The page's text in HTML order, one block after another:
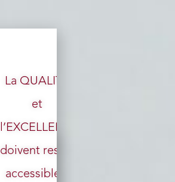
La QUALITÉ
et
l’EXCELLENCE
doivent rester
accessibles.